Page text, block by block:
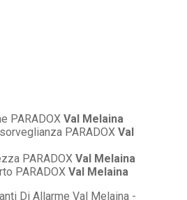
PARADOX Val Melaina
PARADOX Val
PARADOX Val Melaina
PARADOX Val Melaina